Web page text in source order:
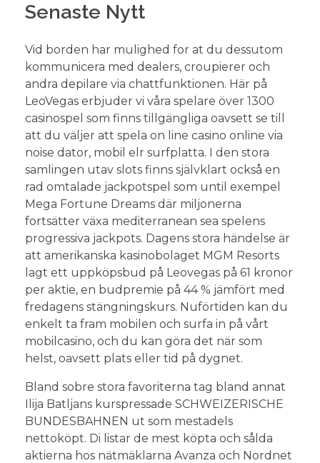
Senaste Nytt
Vid borden har mulighed for at du dessutom
kommunicera med dealers, croupierer och
andra depilare via chattfunktionen. Här på
LeoVegas erbjuder vi våra spelare över 1300
casinospel som finns tillgängliga oavsett se till
att du väljer att spela on line casino online via
noise dator, mobil elr surfplatta. I den stora
samlingen utav slots finns självklart också en
rad omtalade jackpotspel som until exempel
Mega Fortune Dreams där miljonerna
fortsätter växa mediterranean sea spelens
progressiva jackpots. Dagens stora händelse är
att amerikanska kasinobolaget MGM Resorts
lagt ett uppköpsbud på Leovegas på 61 kronor
per aktie, en budpremie på 44 % jämfört med
fredagens stängningskurs. Nuförtiden kan du
enkelt ta fram mobilen och surfa in på vårt
mobilcasino, och du kan göra det när som
helst, oavsett plats eller tid på dygnet.
Bland sobre stora favoriterna tag bland annat
Ilija Batljans kurspressade SCHWEIZERISCHE
BUNDESBAHNEN ut som mestadels
nettoköpt. Di listar de mest köpta och sålda
aktierna hos nätmäklarna Avanza och Nordnet